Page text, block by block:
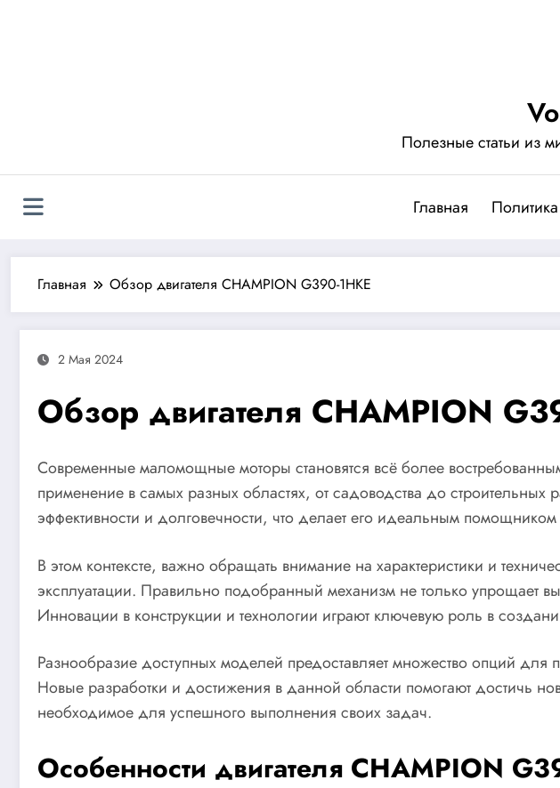
Полезные статьи из
Главная
Главная Обзор двигателя CHAMPION G390-1HKE
2 Мая 2024
Обзор двигателя CHAMPION
Современные маломощные моторы становятся всё более
применение в самых разных областях, от садоводства до строительных
эффективности и долговечности, что делает его идеальным
В этом контексте, важно обращать внимание на характеристики и
эксплуатации. Правильно подобранный механизм не только упрощает
Инновации в конструкции и технологии играют ключевую роль в
Разнообразие доступных моделей предоставляет множество опций
Новые разработки и достижения в данной области помогают достичь
необходимое для успешного выполнения своих задач.
Особенности двигателя CHAMPION